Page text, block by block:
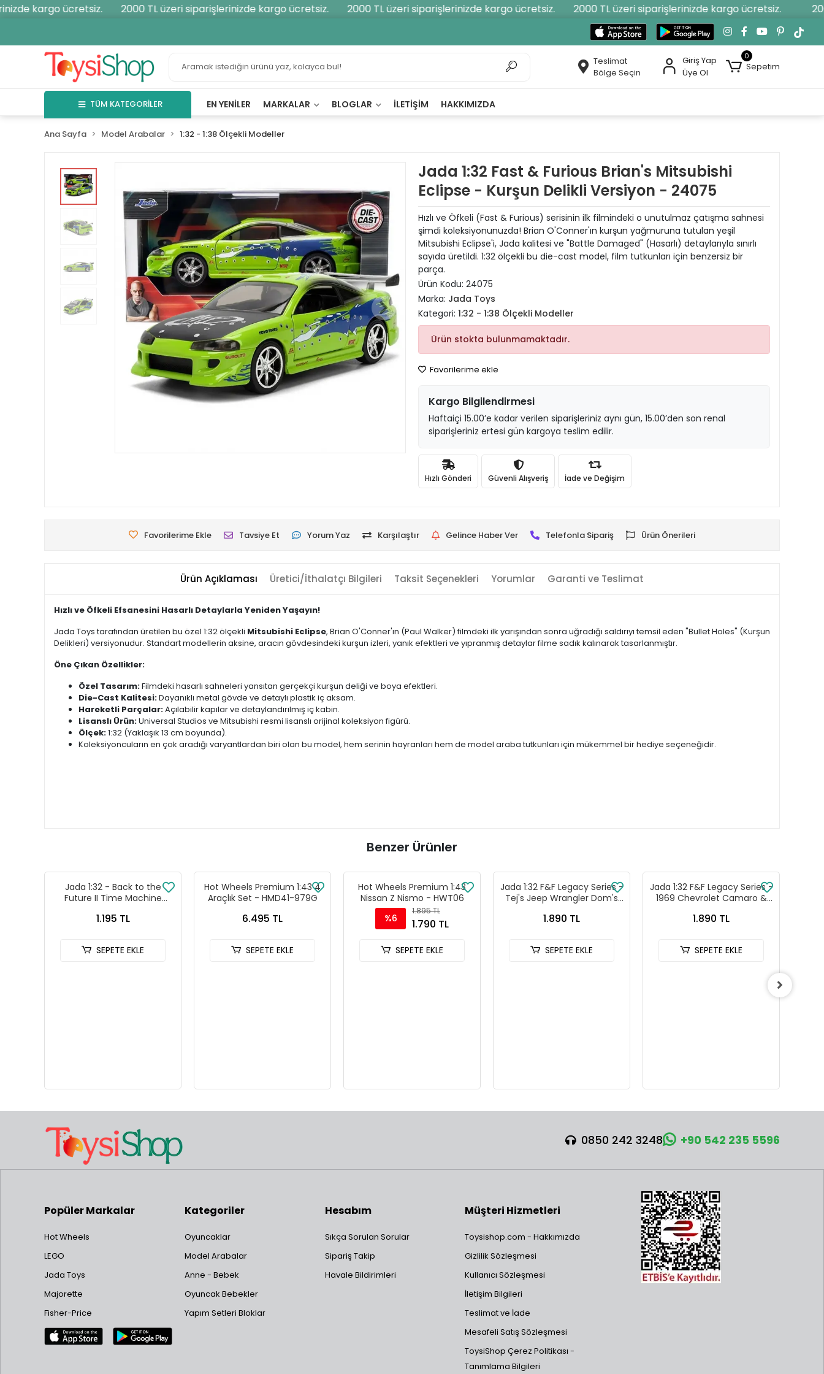
kargo ücretsiz. 2000 TL üzeri siparişlerinizde kargo ücretsiz. 2000 TL üzeri siparişlerinizde kargo ücretsiz. 2000 TL üzeri siparişlerinizde kargo ücretsiz.
Teslimat
Bölge Seçin
Giriş Yap
Üye Ol
0
Sepetim
TÜM KATEGORİLER EN YENILER MARKALAR BLOGLAR İLETIŞIM HAKKIMIZDA
Ana Sayfa Model Arabalar 1:32 - 1:38 Ölçekli Modeller
Jada 1:32 Fast & Furious Brian's Mitsubishi
Eclipse - Kurşun Delikli Versiyon - 24075
Hızlı ve Öfkeli (Fast & Furious) serisinin ilk filmindeki o unutulmaz çatışma sahnesi
şimdi koleksiyonunuzda! Brian O'Conner'ın kurşun yağmuruna tutulan yeşil
Mitsubishi Eclipse'i, Jada kalitesi ve "Battle Damaged" (Hasarlı) detaylarıyla sınırlı
sayıda üretildi. 1:32 ölçekli bu die-cast model, film tutkunları için benzersiz bir
parça.
Ürün Kodu: 24075
Marka: Jada Toys
Kategori: 1:32 - 1:38 Ölçekli Modeller
Ürün stokta bulunmamaktadır.
Favorilerime ekle
Kargo Bilgilendirmesi
Haftaiçi 15.00’e kadar verilen siparişleriniz aynı gün, 15.00’den son renal
siparişleriniz ertesi gün kargoya teslim edilir.
Hızlı Gönderi Güvenli Alışveriş İade ve Değişim
Favorilerime Ekle Tavsiye Et Yorum Yaz Karşılaştır Gelince Haber Ver Telefonla Sipariş Ürün Önerileri
Ürün Açıklaması Üretici/İthalatçı Bilgileri Taksit Seçenekleri Yorumlar Garanti ve Teslimat
Hızlı ve Öfkeli Efsanesini Hasarlı Detaylarla Yeniden Yaşayın!
Jada Toys tarafından üretilen bu özel 1:32 ölçekli Mitsubishi Eclipse, Brian O'Conner'ın (Paul Walker) filmdeki ilk yarışından sonra uğradığı saldırıyı temsil eden "Bullet Holes" (Kurşun
Delikleri) versiyonudur. Standart modellerin aksine, aracın gövdesindeki kurşun izleri, yanık efektleri ve yıpranmış detaylar filme sadık kalınarak tasarlanmıştır.
Öne Çıkan Özellikler:
Özel Tasarım:Filmdeki hasarlı sahneleri yansıtan gerçekçi kurşun deliği ve boya efektleri.
Die-Cast Kalitesi:Dayanıklı metal gövde ve detaylı plastik iç aksam.
Hareketli Parçalar:Açılabilir kapılar ve detaylandırılmış iç kabin.
Lisanslı Ürün:Universal Studios ve Mitsubishi resmi lisanslı orijinal koleksiyon figürü.
Ölçek:1:32 (Yaklaşık 13 cm boyunda).
Koleksiyoncuların en çok aradığı varyantlardan biri olan bu model, hem serinin hayranları hem de model araba tutkunları için mükemmel bir hediye seçeneğidir.
Benzer Ürünler
Jada 1:32 - Back to the
Future II Time Machine
1.195 TL
SEPETE EKLE
Hot Wheels Premium 1:43 4
Araçlık Set - HMD41-979G
6.495 TL
SEPETE EKLE
Hot Wheels Premium 1:43
Nissan Z Nismo - HWT06
%6
1.895 TL
1.790 TL
SEPETE EKLE
Jada 1:32 F&F Legacy Series -
Tej's Jeep Wrangler Dom's
Araba Seti
1.890 TL
SEPETE EKLE
Jada 1:32 F&F Legacy Series -
1969 Chevrolet Camaro &
Widebody İkili Araba Seti
1.890 TL
SEPETE EKLE
0850 242 3248 +90 542 235 5596
Popüler Markalar
Hot Wheels
LEGO
Jada Toys
Majorette
Fisher-Price
Kategoriler
Oyuncaklar
Model Arabalar
Anne - Bebek
Oyuncak Bebekler
Yapım Setleri Bloklar
Hesabım
Sıkça Sorulan Sorular
Sipariş Takip
Havale Bildirimleri
Müşteri Hizmetleri
Toysishop.com - Hakkımızda
Gizlilik Sözleşmesi
Kullanıcı Sözleşmesi
İletişim Bilgileri
Teslimat ve İade
Mesafeli Satış Sözleşmesi
ToysiShop Çerez Politikası -
Tanımlama Bilgileri